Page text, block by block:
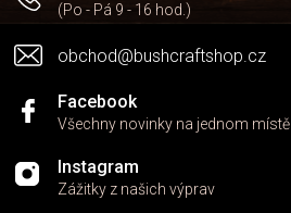
(Po - Pá 9 - 16 hod.)
obchod@bushcraftshop.cz
Facebook
Všechny novinky na jednom místě
Instagram
Zážitky z našich výprav